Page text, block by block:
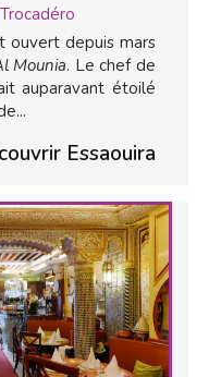
Trocadéro
ouvert depuis mars
Mounia. Le chef de
auparavant étoilé
Essaouira